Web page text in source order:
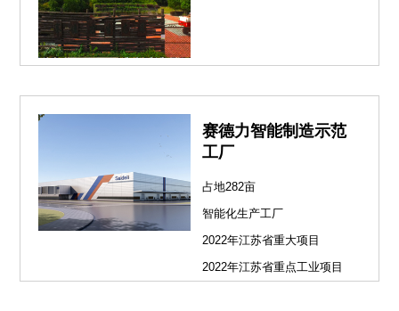
赛德力智能制造示范
工厂
占地282亩
智能化生产工厂
2022年江苏省重大项目
2022年江苏省重点工业项目